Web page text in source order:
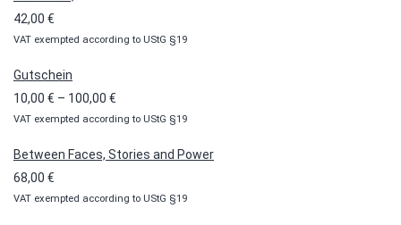
42,00 €
VAT exempted according to UStG §19
Gutschein
10,00 € – 100,00 €
10,00 €
VAT exempted according to UStG §19
Between Faces, Stories and Power
68,00 €
VAT exempted according to UStG §19